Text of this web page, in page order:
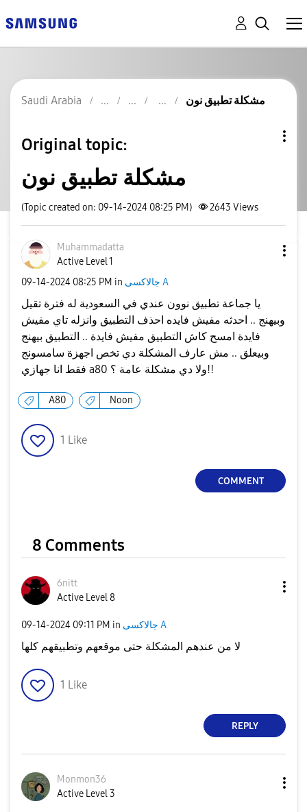
Saudi Arabia مشكلة تطبيق نون
Original topic:
مشكلة تطبيق نون
(Topic created on: 09-14-2024 08:25 PM) 2643 Views
Muhammadatta
Active Level 1
‎09-14-2024 08:25 PM in جالاكسى A
يا جماعة تطبيق نوون عندي في السعودية له فترة تقيل
وبيهنج .. احدثه مفيش فايده احذف التطبيق وانزله تاي مفيش
فايدة امسح كاش التطبيق مفيش فايدة .. التطبيق بيهنج
وبيعلق .. مش عارف المشكلة دي تخص اجهزة سامسونج
فقط انا جهازي a80 ولا دي مشكلة عامة ؟!!
A80 Noon
1 Like
COMMENT
8 Comments
6nitt
Active Level 8
‎09-14-2024 09:11 PM in جالاكسى A
لا من عندهم المشكلة حتى موقعهم وتطبيقهم كلها
1 Like
REPLY
Monmon36
Active Level 3